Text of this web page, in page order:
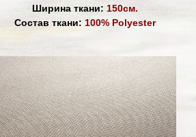
Ширина ткани: 150см.
Состав ткани: 100% Polyester